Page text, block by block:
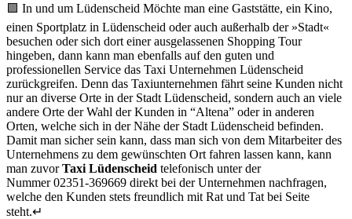
🟪 In und um Lüdenscheid Möchte man eine Gaststätte, ein Kino,
einen Sportplatz in Lüdenscheid oder auch außerhalb der »Stadt«
besuchen oder sich dort einer ausgelassenen Shopping Tour
hingeben, dann kann man ebenfalls auf den guten und
professionellen Service das Taxi Unternehmen Lüdenscheid
zurückgreifen. Denn das Taxiunternehmen fährt seine Kunden nicht
nur an diverse Orte in der Stadt Lüdenscheid, sondern auch an viele
andere Orte der Wahl der Kunden in “Altena” oder in anderen
Orten, welche sich in der Nähe der Stadt Lüdenscheid befinden.
Damit man sicher sein kann, dass man sich von dem Mitarbeiter des
Unternehmens zu dem gewünschten Ort fahren lassen kann, kann
man zuvorTaxi Lüdenscheid telefonisch unter der
Nummer 02351-369669 direkt bei der Unternehmen nachfragen,
welche den Kunden stets freundlich mit Rat und Tat bei Seite
steht.↵